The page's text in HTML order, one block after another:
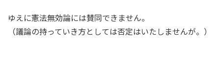
ゆえに憲法無効論には賛同できません。
（議論の持っていき方としては否定はいたしませんが。）